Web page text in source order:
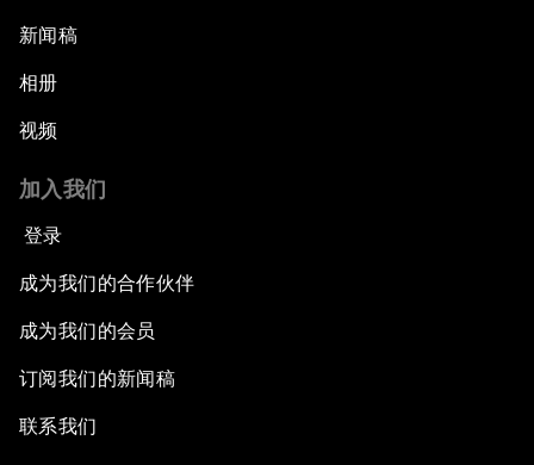
新闻稿
相册
视频
加入我们
登录
成为我们的合作伙伴
成为我们的会员
订阅我们的新闻稿
联系我们